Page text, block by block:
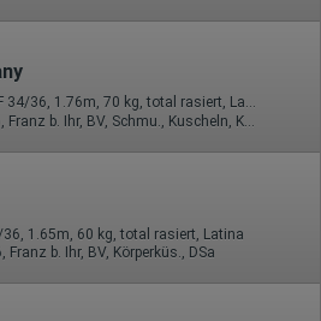
TS, 75C, KF 34/36, 1.76m, 70 kg, total rasiert, Latina
36, 1.65m, 60 kg, total rasiert, Latina
Franz b. Ihr, BV, Körperküs., DSa